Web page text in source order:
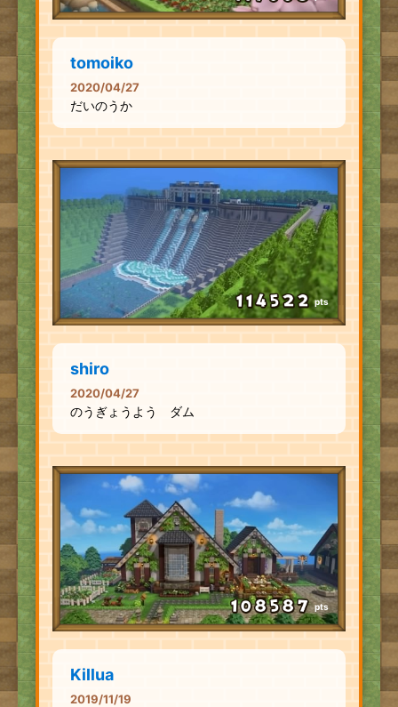
tomoiko
2020/04/27
だいのうか
pts
shiro
2020/04/27
のうぎょうよう ダム
pts
Killua
2019/11/19